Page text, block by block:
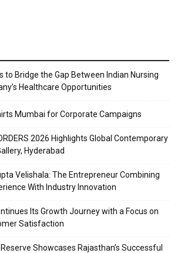
to Bridge the Gap Between Indian Nursing
Healthcare Opportunities
Mumbai for Corporate Campaigns
2026 Highlights Global Contemporary
Hyderabad
Velishala: The Entrepreneur Combining
With Industry Innovation
Its Growth Journey with a Focus on
Satisfaction
Showcases Rajasthan’s Successful